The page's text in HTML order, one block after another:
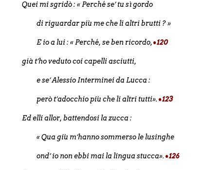
Quei mi sgridò : « Perché se’ tu sì gordo
di riguardar più me che li altri brutti ? »
E io a lui : « Perché, se ben ricordo,•120
già t’ho veduto coi capelli asciutti,
e se’ Alessio Interminei da Lucca :
però t’adocchio più che li altri tutti». •123
Ed elli allor, battendosi la zucca :
« Qua giù m’hanno sommerso le lusinghe
ond’ io non ebbi mai la lingua stucca». •126